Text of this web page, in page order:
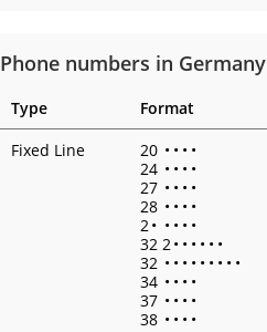
Phone numbers in Germany
Type
Format
Fixed Line
20 • • • •
24 • • • •
27 • • • •
28 • • • •
2• • • • •
32 2• • • • • •
32 • • • • • • • • •
34 • • • •
37 • • • •
38 • • • •